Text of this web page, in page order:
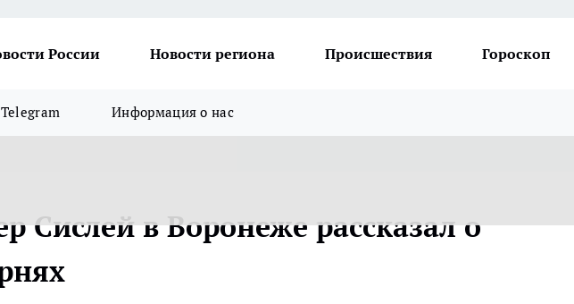
России Новости региона Происшествия Гороскоп
Информация о нас
Сислей в Воронеже рассказал о